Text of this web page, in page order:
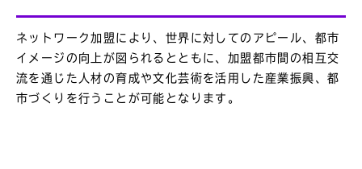
ネットワーク加盟により、世界に対してのアピール、都市
イメージの向上が図られるとともに、加盟都市間の相互交
流を通じた人材の育成や文化芸術を活用した産業振興、都
市づくりを行うことが可能となります。